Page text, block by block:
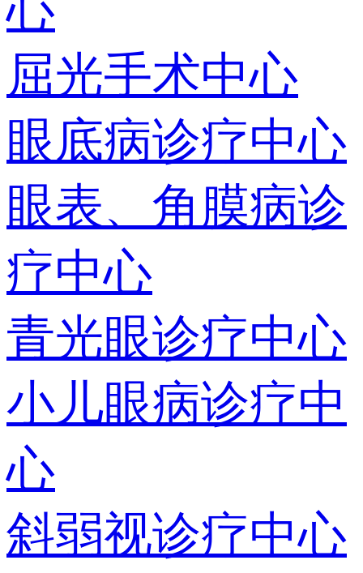
屈光手术中心
眼底病诊疗中心
眼表、角膜病诊
疗中心
青光眼诊疗中心
小儿眼病诊疗中
心
斜弱视诊疗中心